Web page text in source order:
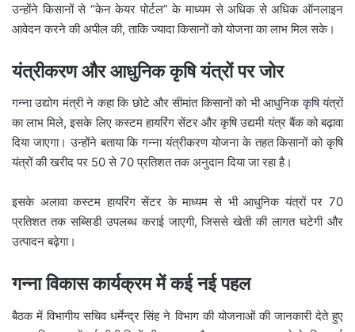
उन्होंने किसानों से “केन केयर पोर्टल” के माध्यम से अधिक से अधिक ऑनलाइन
आवेदन करने की अपील की, ताकि ज्यादा किसानों को योजना का लाभ मिल सके।
यंत्रीकरण और आधुनिक कृषि यंत्रों पर जोर
गन्ना उद्योग मंत्री ने कहा कि छोटे और सीमांत किसानों को भी आधुनिक कृषि यंत्रों
का लाभ मिले, इसके लिए कस्टम हायरिंग सेंटर और कृषि उद्यमी यंत्र बैंक को बढ़ावा
दिया जाएगा। उन्होंने बताया कि गन्ना यंत्रीकरण योजना के तहत किसानों को कृषि
यंत्रों की खरीद पर 50 से 70 प्रतिशत तक अनुदान दिया जा रहा है।
इसके अलावा कस्टम हायरिंग सेंटर के माध्यम से भी आधुनिक यंत्रों पर 70
प्रतिशत तक सब्सिडी उपलब्ध कराई जाएगी, जिससे खेती की लागत घटेगी और
उत्पादन बढ़ेगा।
गन्ना विकास कार्यक्रम में कई नई पहल
बैठक में विभागीय सचिवधर्मेन्द्र सिंहने विभाग की योजनाओं की जानकारी देते हुए